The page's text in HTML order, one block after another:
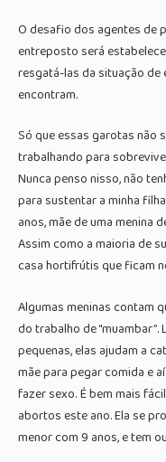
O desafio dos agentes de
entreposto será
resgatá-las da situação de
encontram.
Só que essas garotas não
trabalhando para
Nunca penso nisso, não
para sustentar a minha
anos, mãe de uma menina
Assim como a maioria de
casa hortifrútis que ficam
Algumas meninas contam
do trabalho de
pequenas, elas ajudam a
mãe para pegar comida e
fazer sexo. É bem mais fácil
abortos este ano. Ela se
menor com 9 anos, e tem